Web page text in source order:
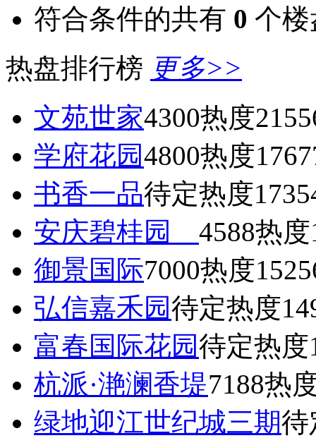
符合条件的共有 0 个楼
热盘排行榜 更多>>
文苑世家4300热度
学府花园4800热度
书香一品待定热度
安庆碧桂园 4588热度
御景国际7000热度
弘信嘉禾园待定热度
富春国际花园待定热度
杭派·滟澜香堤7188热
绿地迎江世纪城三期待